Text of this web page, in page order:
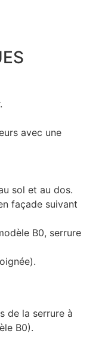
avec une
sol et au dos.
façade suivant
B0, serrure
de la serrure à
B0).